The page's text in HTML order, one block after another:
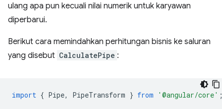
ulang apa pun kecuali nilai numerik untuk karyawan
diperbarui.
Berikut cara memindahkan perhitungan bisnis ke saluran
yang disebut CalculatePipe :
import { Pipe, PipeTransform } from '@angular/core'